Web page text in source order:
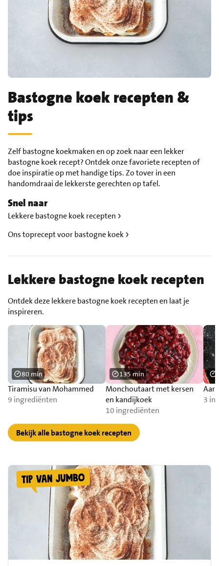
Bastogne koek recepten &
tips
Zelf bastogne koekmaken en op zoek naar een lekker
bastogne koek recept? Ontdek onze favoriete recepten of
doe inspiratie op met handige tips. Zo tover in een
handomdraai de lekkerste gerechten op tafel.
Snel naar
Lekkere bastogne koek recepten
Ons toprecept voor bastogne koek
Lekkere bastogne koek recepten
Ontdek deze lekkere bastogne koek recepten en laat je
inspireren.
Tiramisu van Mohammed
9 ingrediënten
80 min
Monchoutaart met kersen
en kandijkoek
10 ingrediënten
135 min
3
Bekijk alle bastogne koek recepten